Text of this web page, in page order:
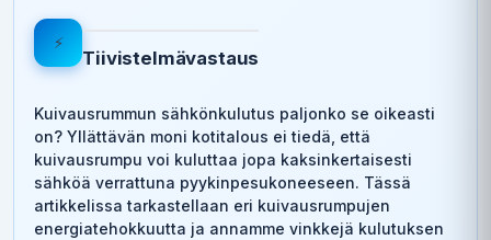
⚡
Tiivistelmävastaus
Kuivausrummun sähkönkulutus paljonko se oikeasti
on? Yllättävän moni kotitalous ei tiedä, että
kuivausrumpu voi kuluttaa jopa kaksinkertaisesti
sähköä verrattuna pyykinpesukoneeseen. Tässä
artikkelissa tarkastellaan eri kuivausrumpujen
energiatehokkuutta ja annamme vinkkejä kulutuksen